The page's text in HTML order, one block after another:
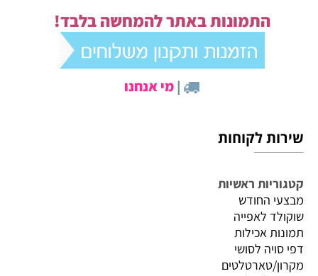
התמונות באתר להמחשה בלבד!
|מי אנחנו
שירות לקוחות
קטגוריות ראשיות
מבצעי החודש
שוקולד לאפייה
תמונות אכילות
דפי סויה לסושי
מקרון/טארטלטים